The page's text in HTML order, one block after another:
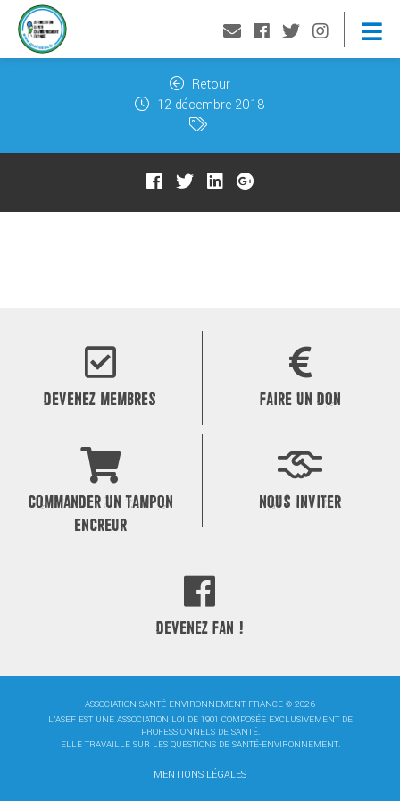
Retour
12 décembre 2018
DEVENEZ MEMBRES FAIRE UN DON
COMMANDER UN TAMPON
ENCREUR
NOUS INVITER
DEVENEZ FAN !
ASSOCIATION SANTÉ ENVIRONNEMENT FRANCE © 2026
L'ASEF EST UNE ASSOCIATION LOI DE 1901 COMPOSÉE EXCLUSIVEMENT DE
PROFESSIONNELS DE SANTÉ.
ELLE TRAVAILLE SUR LES QUESTIONS DE SANTÉ-ENVIRONNEMENT.
MENTIONS LÉGALES